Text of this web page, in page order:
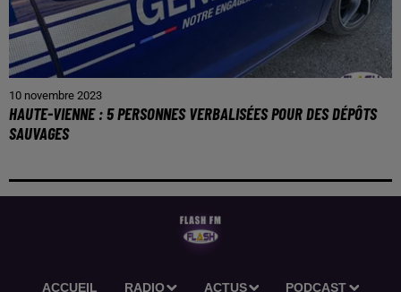
10 novembre 2023
HAUTE-VIENNE : 5 PERSONNES VERBALISÉES POUR DES DÉPÔTS
SAUVAGES
ACCUEIL RADIO ACTUS PODCAST